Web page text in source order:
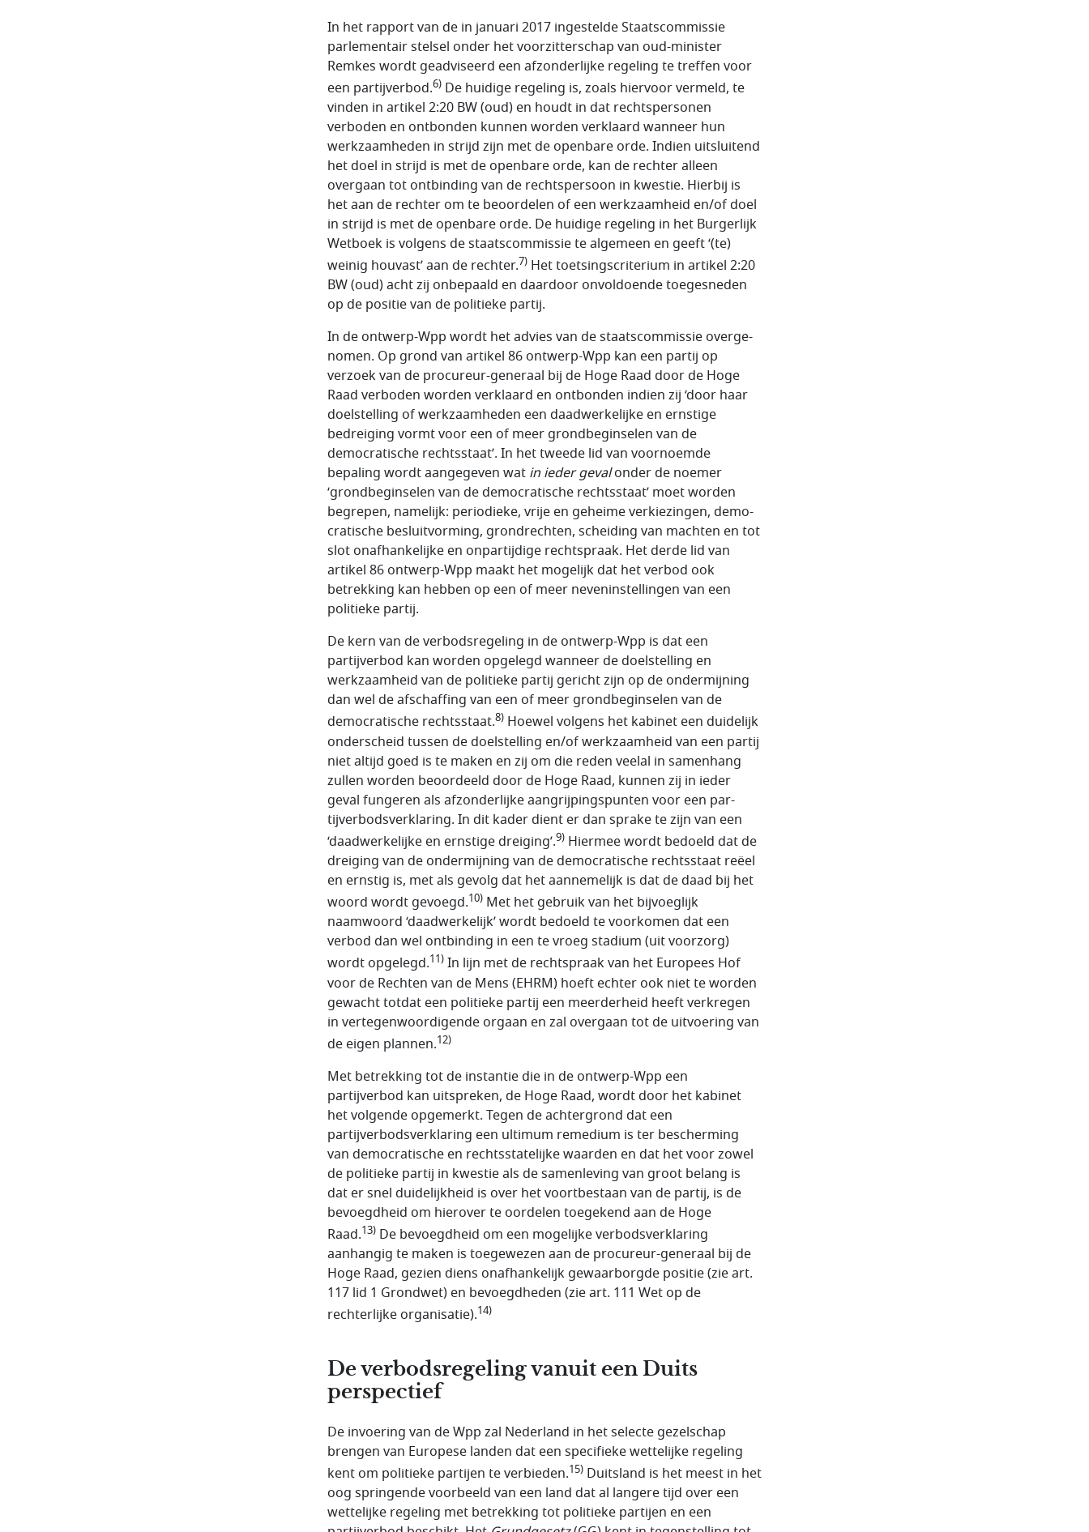
In het rapport van de in januari 2017 ingestelde Staatscommissie
parlemen­tair stelsel onder het voor­zitterschap van oud-minister
Remkes wordt gead­viseerd een afzonderlijke regeling te treffen voor
een partij­verbod.6) De hui­dige regeling is, zoals hiervoor vermeld, te
vinden in artikel 2:20 BW (oud) en houdt in dat rechtspersonen
verboden en ontbonden kunnen worden ver­klaard wanneer hun
werkzaamheden in strijd zijn met de openbare orde. In­dien uitsluitend
het doel in strijd is met de openbare orde, kan de rechter al­leen
overgaan tot ontbinding van de rechtspersoon in kwestie. Hierbij is
het aan de rechter om te beoordelen of een werkzaamheid en/of doel
in strijd is met de openbare orde. De huidige regeling in het Burgerlijk
Wet­boek is vol­gens de staatscommissie te algemeen en geeft ‘(te)
weinig hou­vast’ aan de rechter.7) Het toetsingscriterium in artikel 2:20
BW (oud) acht zij onbe­paald en daardoor onvoldoende toegesneden
op de positie van de poli­tieke partij.
In de ontwerp-Wpp wordt het advies van de staats­com­missie overge­
nomen. Op grond van artikel 86 ontwerp-Wpp kan een partij op
verzoek van de pro­cu­reur-generaal bij de Hoge Raad door de Hoge
Raad verboden worden ver­klaard en ontbonden indien zij ‘door haar
doelstelling of werk­zaamheden een daadwerkelijke en ernstige
bedreiging vormt voor een of meer grond­be­ginselen van de
democratische rechtsstaat’. In het tweede lid van voornoem­de
bepaling wordt aangegeven wat in ieder gevalonder de noemer
‘grond­be­ginselen van de democra­ti­sche rechtsstaat’ moet worden
begrepen, name­lijk: periodieke, vrije en geheime verkiezingen, demo­
cra­ti­sche besluitvor­ming, grondrechten, scheiding van machten en tot
slot on­afhankelijke en on­par­tijdige rechtspraak. Het derde lid van
artikel 86 ont­werp-Wpp maakt het mogelijk dat het verbod ook
betrek­king kan hebben op een of meer neven­instellingen van een
politieke partij.
De kern van de verbodsregeling in de ontwerp-Wpp is dat een
partijverbod kan worden opgelegd wan­neer de doelstelling en
werkzaamheid van de politieke partij gericht zijn op de ondermijning
dan wel de afschaffing van een of meer grondbeginselen van de
democratische rechtsstaat.8) Hoewel vol­gens het kabinet een duidelijk
onderscheid tussen de doelstelling en/of werkzaamheid van een partij
niet altijd goed is te maken en zij om die reden veelal in samenhang
zullen worden beoordeeld door de Hoge Raad, kunnen zij in ieder
geval fungeren als afzonderlijke aangrijpingspunten voor een par­
tijverbods­verklaring. In dit kader dient er dan sprake te zijn van een
‘daad­­werkelijke en ernstige dreiging’.9) Hier­mee wordt bedoeld dat de
drei­ging van de ondermijning van de democratische rechtsstaat reëel
en ernstig is, met als gevolg dat het aannemelijk is dat de daad bij het
woord wordt gevoegd.10) Met het gebruik van het bijvoeglijk
naamwoord ‘daadwerkelijk’ wordt bedoeld te voorkomen dat een
verbod dan wel ontbinding in een te vroeg stadium (uit voorzorg)
wordt opgelegd.11) In lijn met de rechtspraak van het Europees Hof
voor de Rechten van de Mens (EHRM) hoeft echter ook niet te worden
gewacht totdat een politieke partij een meerderheid heeft verkregen
in vertegenwoordigende orgaan en zal over­gaan tot de uitvoering van
de eigen plannen.12)
Met betrekking tot de instantie die in de ontwerp-Wpp een
partijverbod kan uitspreken, de Hoge Raad, wordt door het kabinet
het volgende opgemerkt. Tegen de achtergrond dat een
partijverbodsverklaring een ultimum reme­di­um is ter bescherming
van democratische en rechtsstatelijke waarden en dat het voor zowel
de politieke partij in kwestie als de samenleving van groot be­lang is
dat er snel duidelijkheid is over het voortbestaan van de partij, is de
bevoegdheid om hierover te oordelen toegekend aan de Hoge
Raad.13) De bevoegdheid om een mogelijke verbodsverklaring
aanhangig te maken is toe­gewezen aan de procureur-generaal bij de
Hoge Raad, gezien diens onaf­hankelijk gewaarborgde positie (zie art.
117 lid 1 Grondwet) en bevoegd­he­den (zie art. 111 Wet op de
rechterlijke organisatie).14)
De verbodsregeling vanuit een Duits
perspectief
De invoering van de Wpp zal Nederland in het selecte gezelschap
brengen van Europese landen dat een specifieke wettelijke regeling
kent om poli­tie­ke partijen te verbieden.15) Duitsland is het meest in het
oog springende voorbeeld van een land dat al langere tijd over een
wettelijke regeling met betrekking tot politieke partijen en een